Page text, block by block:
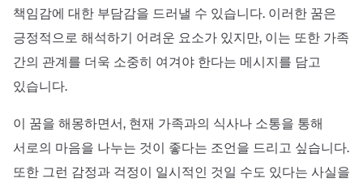
책임감에 대한 부담감을 드러낼 수 있습니다. 이러한 꿈은
긍정적으로 해석하기 어려운 요소가 있지만, 이는 또한 가족
간의 관계를 더욱 소중히 여겨야 한다는 메시지를 담고
있습니다.
이 꿈을 해몽하면서, 현재 가족과의 식사나 소통을 통해
서로의 마음을 나누는 것이 좋다는 조언을 드리고 싶습니다.
또한 그런 감정과 걱정이 일시적인 것일 수도 있다는 사실을